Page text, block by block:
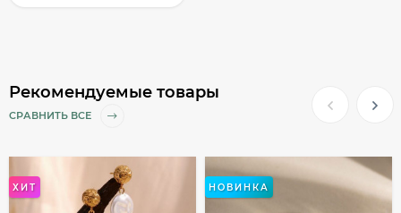
Рекомендуемые товары
СРАВНИТЬ ВСЕ
ХИТ НОВИНКА